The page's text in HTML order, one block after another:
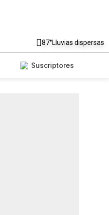
87°Lluvias dispersas
Suscriptores